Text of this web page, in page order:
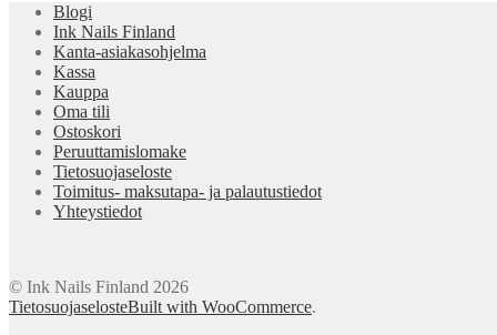
Blogi
Ink Nails Finland
Kanta-asiakasohjelma
Kassa
Kauppa
Oma tili
Ostoskori
Peruuttamislomake
Tietosuojaseloste
Toimitus- maksutapa- ja palautustiedot
Yhteystiedot
© Ink Nails Finland 2026
TietosuojaselosteBuilt with WooCommerce.